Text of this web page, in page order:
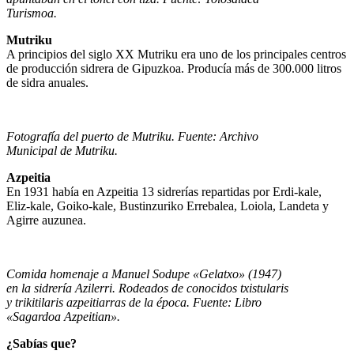
Turismoa.
Mutriku
A principios del siglo XX Mutriku era uno de los principales centros
de producción sidrera de Gipuzkoa. Producía más de 300.000 litros
de sidra anuales.
Fotografía del puerto de Mutriku. Fuente: Archivo
Municipal de Mutriku.
Azpeitia
En 1931 había en Azpeitia 13 sidrerías repartidas por Erdi-kale,
Eliz-kale, Goiko-kale, Bustinzuriko Errebalea, Loiola, Landeta y
Agirre auzunea.
Comida homenaje a Manuel Sodupe «Gelatxo» (1947)
en la sidrería Azilerri. Rodeados de conocidos txistularis
y trikitilaris azpeitiarras de la época. Fuente: Libro
«Sagardoa Azpeitian».
¿Sabías que?